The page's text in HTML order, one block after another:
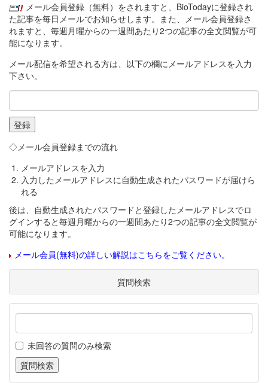
メール会員登録（無料）をされますと、BioTodayに登録され
た記事を毎日メールでお知らせします。また、メール会員登録さ
れますと、毎週月曜からの一週間あたり2つの記事の全文閲覧が可
能になります。
メール配信を希望される方は、以下の欄にメールアドレスを入力
下さい。
◇メール会員登録までの流れ
メールアドレスを入力
入力したメールアドレスに自動生成されたパスワードが届けら
れる
後は、自動生成されたパスワードと登録したメールアドレスでロ
グインすると毎週月曜からの一週間あたり2つの記事の全文閲覧が
可能になります。
メール会員(無料)の詳しい解説はこちらをご覧ください。
質問検索
未回答の質問のみ検索